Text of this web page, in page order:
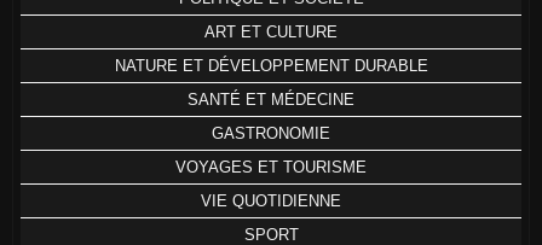
ART ET CULTURE
NATURE ET DÉVELOPPEMENT DURABLE
SANTÉ ET MÉDECINE
GASTRONOMIE
VOYAGES ET TOURISME
VIE QUOTIDIENNE
SPORT